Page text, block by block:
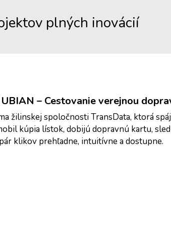
plných inovácií
UBIAN – Cestovanie verejnou
žilinskej spoločnosti TransData, ktorá
kúpia lístok, dobijú dopravnú kartu,
klikov prehľadne, intuitívne a dostupne.